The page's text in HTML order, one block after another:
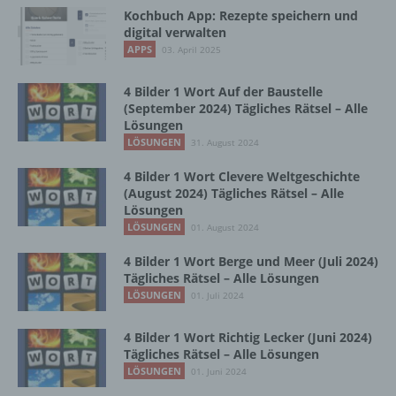
Kochbuch App: Rezepte speichern und
digital verwalten
APPS 03. April 2025
4 Bilder 1 Wort Auf der Baustelle
(September 2024) Tägliches Rätsel – Alle
Lösungen
LÖSUNGEN 31. August 2024
4 Bilder 1 Wort Clevere Weltgeschichte
(August 2024) Tägliches Rätsel – Alle
Lösungen
LÖSUNGEN 01. August 2024
4 Bilder 1 Wort Berge und Meer (Juli 2024)
Tägliches Rätsel – Alle Lösungen
LÖSUNGEN 01. Juli 2024
4 Bilder 1 Wort Richtig Lecker (Juni 2024)
Tägliches Rätsel – Alle Lösungen
LÖSUNGEN 01. Juni 2024
b) betroffene Person
identifizierbare natürliche Person, deren
personenbezogene Daten von dem für die
Verarbeitung Verantwortlichen verarbeitet
werden.
c) Verarbeitung
Verarbeitung ist jeder mit oder ohne Hilfe
automatisierter Verfahren ausgeführte
Vorgang oder jede solche Vorgangsreihe im
Zusammenhang mit personenbezogenen
Daten wie das Erheben, das Erfassen, die
die Anpassung oder Veränderung, das
Auslesen, das Abfragen, die Verwendung,
die Offenlegung durch Übermittlung,